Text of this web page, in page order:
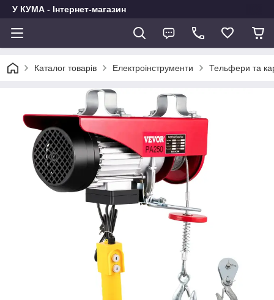
У КУМА - Інтернет-магазин
Каталог товарів Електроінструменти Тельфери та